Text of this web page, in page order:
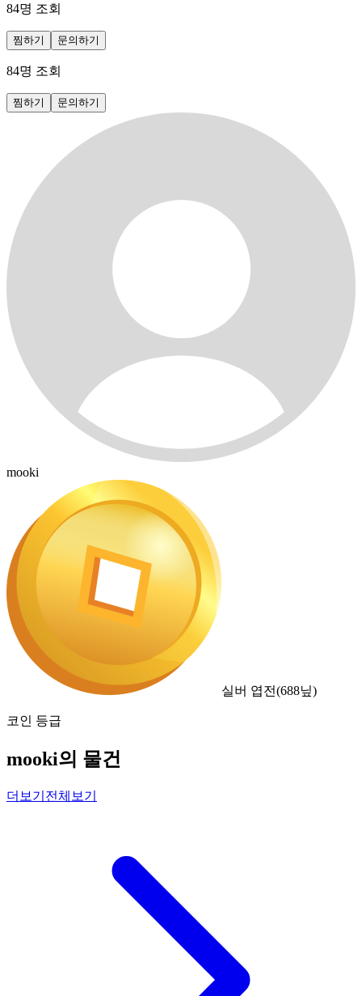
84명 조회
찜하기 문의하기
84명 조회
찜하기 문의하기
mooki
실버 엽전(688닢)
코인 등급
mooki의 물건
더보기 전체보기